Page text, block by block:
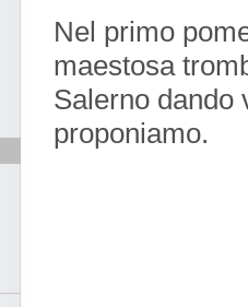
Nel primo
maestosa
Salerno dando
proponiamo.